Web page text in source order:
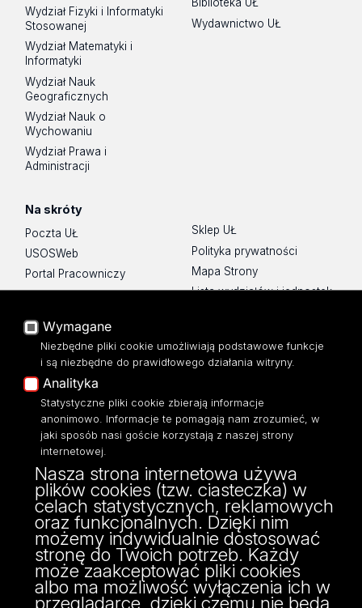
Wydział Fizyki i Informatyki
Stosowanej
Wydział Matematyki i
Informatyki
Wydział Nauk
Geograficznych
Wydział Nauk o
Wychowaniu
Wydział Prawa i
Administracji
Biblioteka UŁ
Wydawnictwo UŁ
Na skróty
Poczta UŁ
USOSWeb
Portal Pracowniczy
Baza Aktów Własnych
Moodle
Eksperci UŁ
Polityka Prywatności
Dostępność
Sklep UŁ
Polityka prywatności
Mapa Strony
Lista wydziałów i jednostek
ul. Pomorska 171/173
90-236 Łódź
kontakt@filologia.uni.lodz.pl
tel: 42/665 51 06
fax: 42/665 52 54
Wymagane
Niezbędne pliki cookie umożliwiają podstawowe funkcje
i są niezbędne do prawidłowego działania witryny.
Analityka
Statystyczne pliki cookie zbierają informacje
anonimowo. Informacje te pomagają nam zrozumieć, w
jaki sposób nasi goście korzystają z naszej strony
internetowej.
Nasza strona internetowa używa
plików cookies (tzw. ciasteczka) w
celach statystycznych, reklamowych
oraz funkcjonalnych. Dzięki nim
możemy indywidualnie dostosować
stronę do Twoich potrzeb. Każdy
może zaakceptować pliki cookies
albo ma możliwość wyłączenia ich w
przeglądarce, dzięki czemu nie będą